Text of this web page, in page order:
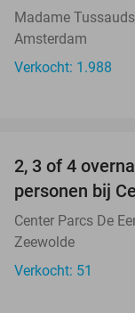
Madame Tussauds
Amsterdam
Verkocht: 1.988
2, 3 of 4
personen bij
Center Parcs De
Zeewolde
Verkocht: 51